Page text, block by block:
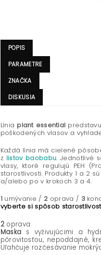
POPIS
PARAMETRE
ZNAČKA
DISKUSIA
Línia plant essential
poškodených vlasov a
Každá línia má cielené
z listov baobabu. Jednotlivé
vlasy, ktoré regulujú PEH
starostlivosti. Produkty 1 a 2
a/alebo po v krokoch 3 a 4.
1 umývanie / 2 oprava / 3
vyberte si spôsob
2 oprava
Maska s vyživujúcimi a
pórovitosťou, nepoddajné,
Uľahčuje rozčesávanie